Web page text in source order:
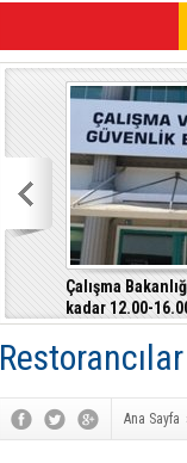
Çalışma
kadar 12.00-
arasında güneş
yasakladı
Ana Sayfa